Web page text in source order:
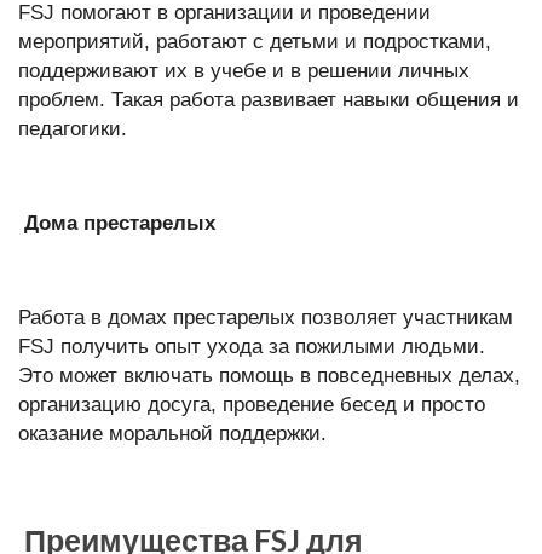
FSJ помогают в организации и проведении
мероприятий, работают с детьми и подростками,
поддерживают их в учебе и в решении личных
проблем. Такая работа развивает навыки общения и
педагогики.
Дома престарелых
Работа в домах престарелых позволяет участникам
FSJ получить опыт ухода за пожилыми людьми.
Это может включать помощь в повседневных делах,
организацию досуга, проведение бесед и просто
оказание моральной поддержки.
Преимущества FSJ для